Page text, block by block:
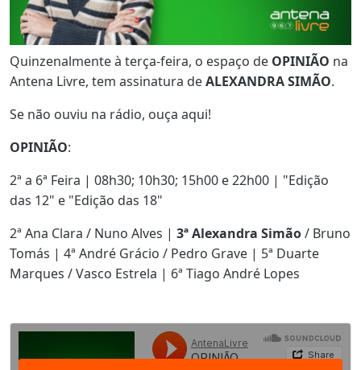
Quinzenalmente à terça-feira, o espaço de OPINIÃO na
Antena Livre, tem assinatura deALEXANDRA SIMÃO.
Se não ouviu na rádio, ouça aqui!
OPINIÃO:
2ª a 6ª Feira | 08h30; 10h30; 15h00 e 22h00 | "Edição
das 12" e "Edição das 18"
2ª Ana Clara / Nuno Alves | 3ª Alexandra Simão/ Bruno
Tomás | 4ª André Grácio / Pedro Grave | 5ª Duarte
Marques / Vasco Estrela | 6ª Tiago André Lopes